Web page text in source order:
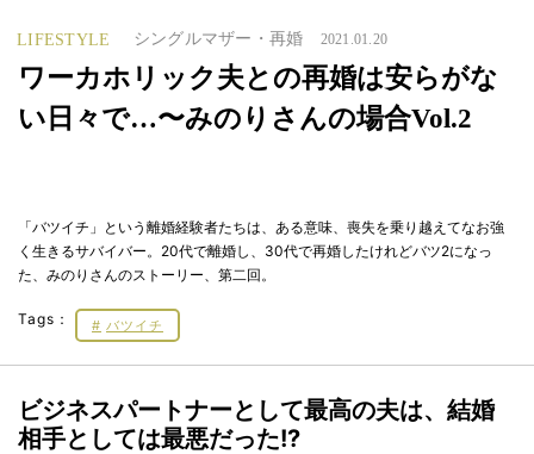
LIFESTYLE シングルマザー・再婚 2021.01.20
ワーカホリック夫との再婚は安らがな
い日々で…〜みのりさんの場合Vol.2
「バツイチ」という離婚経験者たちは、ある意味、喪失を乗り越えてなお強
く生きるサバイバー。20代で離婚し、30代で再婚したけれどバツ2になっ
た、みのりさんのストーリー、第二回。
Tags： バツイチ
ビジネスパートナーとして最高の夫は、結婚
相手としては最悪だった!?